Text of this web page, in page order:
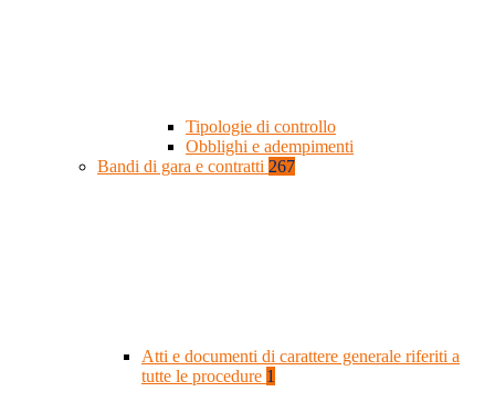
Tipologie di controllo
Obblighi e adempimenti
Bandi di gara e contratti 267
Atti e documenti di carattere generale riferiti a
tutte le procedure 1